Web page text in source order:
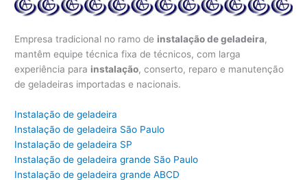
Empresa tradicional no ramo de instalação de geladeira,
mantêm equipe técnica fixa de técnicos, com larga
experiência para instalação, conserto, reparo e manutenção
de geladeiras importadas e nacionais.
Instalação de geladeira
Instalação de geladeira São Paulo
Instalação de geladeira SP
Instalação de geladeira grande São Paulo
Instalação de geladeira grande ABCD